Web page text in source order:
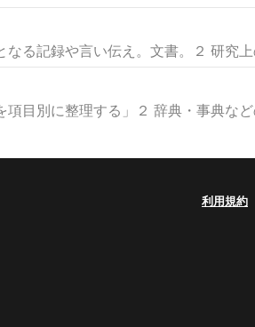
なる記録や言い伝え。文書。２ 研究
目別に整理する」２ 辞典・事典な
利用規約